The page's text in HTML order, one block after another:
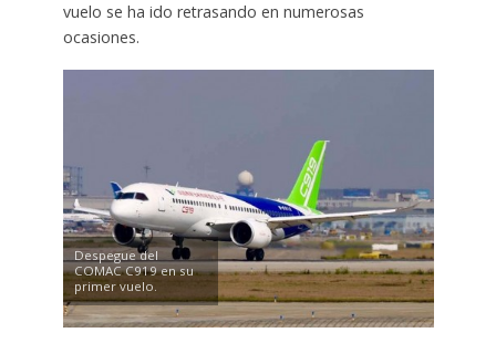
vuelo se ha ido retrasando en numerosas
ocasiones.
Despegue del
COMAC C919 en su
primer vuelo.